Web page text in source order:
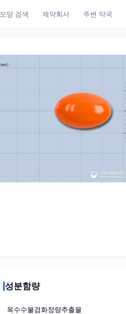
모양 검색 제약회사 주변 약국
성분함량
옥수수불검화정량추출물